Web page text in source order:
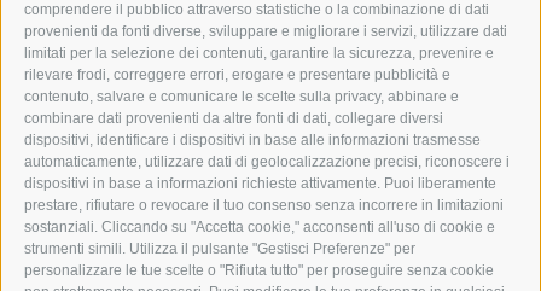
comprendere il pubblico attraverso statistiche o la combinazione di dati
provenienti da fonti diverse, sviluppare e migliorare i servizi, utilizzare dati
limitati per la selezione dei contenuti, garantire la sicurezza, prevenire e
rilevare frodi, correggere errori, erogare e presentare pubblicità e
contenuto, salvare e comunicare le scelte sulla privacy, abbinare e
combinare dati provenienti da altre fonti di dati, collegare diversi
dispositivi, identificare i dispositivi in base alle informazioni trasmesse
automaticamente, utilizzare dati di geolocalizzazione precisi, riconoscere i
dispositivi in base a informazioni richieste attivamente. Puoi liberamente
prestare, rifiutare o revocare il tuo consenso senza incorrere in limitazioni
sostanziali. Cliccando su "Accetta cookie," acconsenti all'uso di cookie e
strumenti simili. Utilizza il pulsante "Gestisci Preferenze" per
personalizzare le tue scelte o "Rifiuta tutto" per proseguire senza cookie
PUBBLICITÀ NELL’ERKER
PUBBLICITÀ ONLINE
ADDEBITO DIRETTO SEPA
REGOLAMENTO COMMENTI
ONLINE VOTING
SERVICE
EVENTI
ANNUNCI
LINK UTILI